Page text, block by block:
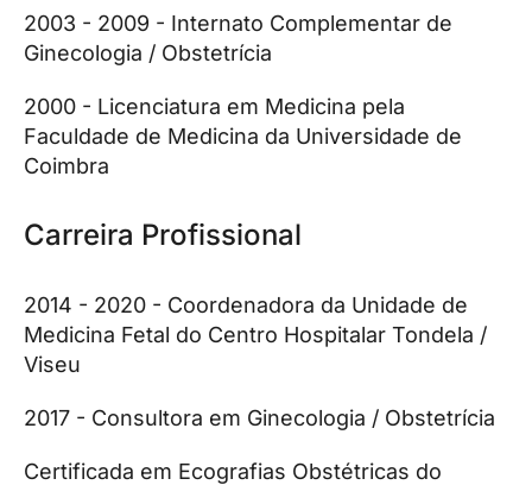
2003 - 2009 - Internato Complementar de
Ginecologia / Obstetrícia
2000 - Licenciatura em Medicina pela
Faculdade de Medicina da Universidade de
Coimbra
Carreira Profissional
2014 - 2020 - Coordenadora da Unidade de
Medicina Fetal do Centro Hospitalar Tondela /
Viseu
2017 - Consultora em Ginecologia / Obstetrícia
Certificada em Ecografias Obstétricas do